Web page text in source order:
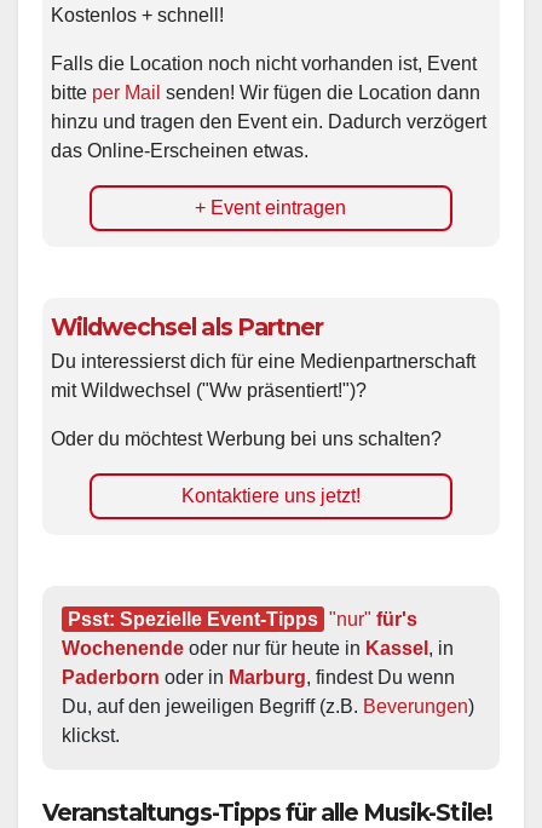
Kostenlos + schnell!
Falls die Location noch nicht vorhanden ist, Event
bitte per Mail senden! Wir fügen die Location dann
hinzu und tragen den Event ein. Dadurch verzögert
das Online-Erscheinen etwas.
+ Event eintragen
Wildwechsel als Partner
Du interessierst dich für eine Medienpartnerschaft
mit Wildwechsel ("Ww präsentiert!")?
Oder du möchtest Werbung bei uns schalten?
Kontaktiere uns jetzt!
Psst: Spezielle Event-Tipps "nur" für's
Wochenende oder nur für heute in Kassel
Paderborn oder in Marburg, findest Du wenn
Du, auf den jeweiligen Begriff (z.B. Beverungen)
klickst.
Veranstaltungs-Tipps für alle Musik-Stile!